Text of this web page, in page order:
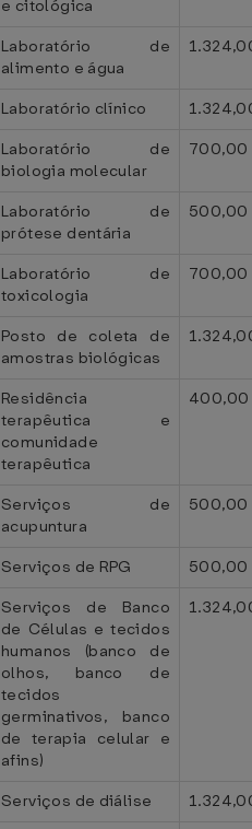
e citológica
Laboratório de
alimento e água
Laboratório clínico
Laboratório de
biologia molecular
700,00
Laboratório de
prótese dentária
500,00
Laboratório de
toxicologia
700,00
Posto de coleta de
amostras biológicas
Residência
terapêutica e
comunidade
terapêutica
400,00
Serviços de
acupuntura
500,00
Serviços de RPG
500,00
Serviços de Banco
de Células e tecidos
humanos (banco de
olhos, banco de
tecidos
germinativos, banco
de terapia celular e
afins)
Serviços de diálise